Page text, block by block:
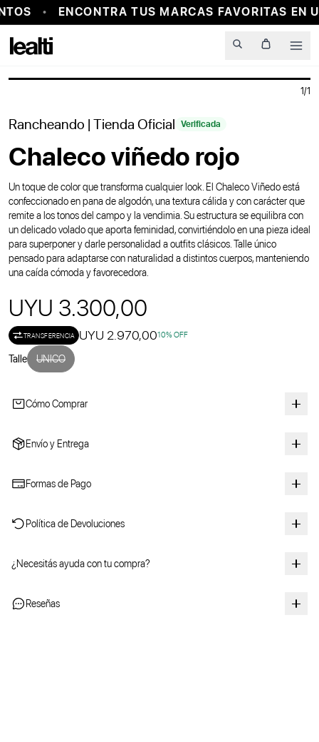
ENCONTRA TUS MARCAS FAVORITAS EN
PROBADOR VIRTUAL
1/1
Rancheando | Tienda Oficial Verificada
Chaleco viñedo rojo
Un toque de color que transforma cualquier look. El Chaleco Viñedo está
confeccionado en pana de algodón, una textura cálida y con carácter que
remite a los tonos del campo y la vendimia. Su estructura se equilibra con
un delicado volado que aporta feminidad, convirtiéndolo en una pieza ideal
para superponer y darle personalidad a outfits clásicos. Talle único
pensado para adaptarse con naturalidad a distintos cuerpos, manteniendo
una caída cómoda y favorecedora.
UYU 3.300,00
TRANSFERENCIA UYU 2.970,0010% OFF
Talle UNICO
Cómo Comprar
Envío y Entrega
Formas de Pago
Política de Devoluciones
¿Necesitás ayuda con tu compra?
Reseñas